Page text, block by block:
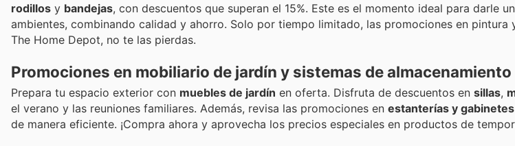
rodillos y bandejas, con descuentos que superan el 15%. Este es el momento ideal para darle
ambientes, combinando calidad y ahorro. Solo por tiempo limitado, las promociones en pintura
The Home Depot, no te las pierdas.
Promociones en mobiliario de jardín y sistemas de almacenamiento
Prepara tu espacio exterior con muebles de jardín en oferta. Disfruta de descuentos en sillas,
el verano y las reuniones familiares. Además, revisa las promociones en estanterías y gabinetes
de manera eficiente. ¡Compra ahora y aprovecha los precios especiales en productos de